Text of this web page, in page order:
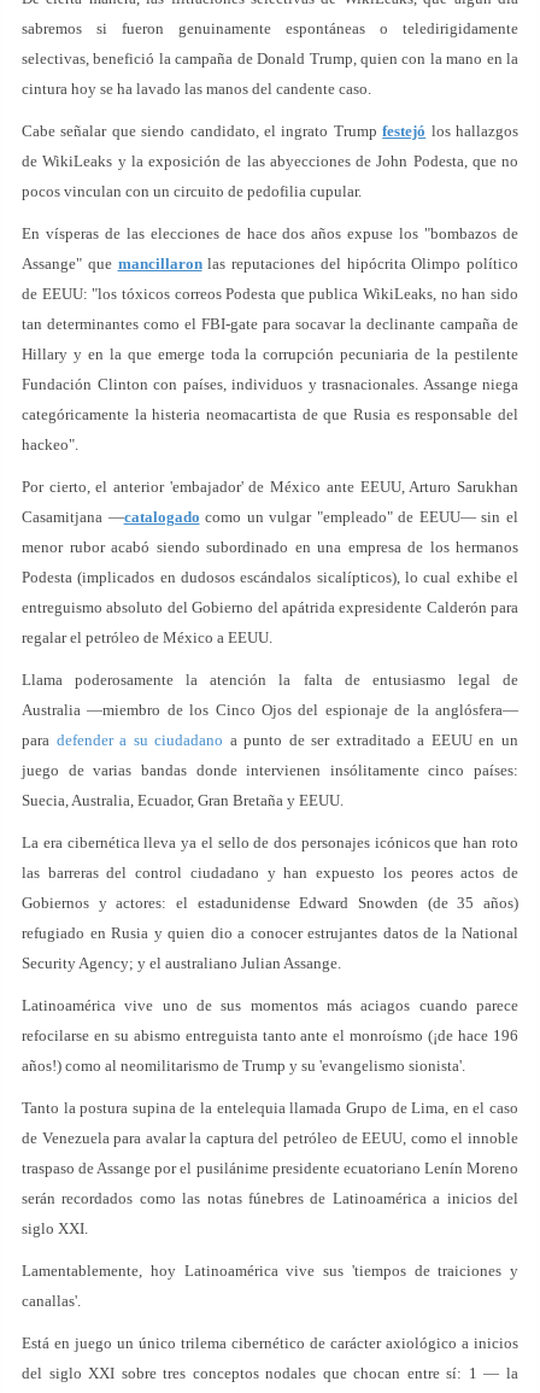
sabremos si fueron genuinamente espontáneas o teledirigidamente
selectivas, benefició la campaña de Donald Trump, quien con la mano en la
cintura hoy se ha lavado las manos del candente caso.
Cabe señalar que siendo candidato, el ingrato Trumpfestejó los hallazgos
de WikiLeaks y la exposición de las abyecciones de John Podesta, que no
pocos vinculan con un circuito de pedofilia cupular.
En vísperas de las elecciones de hace dos años expuse los "bombazos de
Assange" que mancillaronlas reputaciones del hipócrita Olimpo político
de EEUU: "los tóxicos correos Podesta que publica WikiLeaks, no han sido
tan determinantes como el FBI-gate para socavar la declinante campaña de
Hillary y en la que emerge toda la corrupción pecuniaria de la pestilente
Fundación Clinton con países, individuos y trasnacionales. Assange niega
categóricamente la histeria neomacartista de que Rusia es responsable del
hackeo".
Por cierto, el anterior 'embajador' de México ante EEUU, Arturo Sarukhan
Casamitjana —catalogado como un vulgar "empleado" de EEUU— sin el
menor rubor acabó siendo subordinado en una empresa de los hermanos
Podesta (implicados en dudosos escándalos sicalípticos), lo cual exhibe el
entreguismo absoluto del Gobierno del apátrida expresidente Calderón para
regalar el petróleo de México a EEUU.
Llama poderosamente la atención la falta de entusiasmo legal de
Australia —miembro de los Cinco Ojos del espionaje de la anglósfera—
para defender a su ciudadano a punto de ser extraditado a EEUU en un
juego de varias bandas donde intervienen insólitamente cinco países:
Suecia, Australia, Ecuador, Gran Bretaña y EEUU.
La era cibernética lleva ya el sello de dos personajes icónicos que han roto
las barreras del control ciudadano y han expuesto los peores actos de
Gobiernos y actores: el estadunidense Edward Snowden (de 35 años)
refugiado en Rusia y quien dio a conocer estrujantes datos de la National
Security Agency; y el australiano Julian Assange.
Latinoamérica vive uno de sus momentos más aciagos cuando parece
refocilarse en su abismo entreguista tanto ante el monroísmo (¡de hace 196
años!) como al neomilitarismo de Trump y su 'evangelismo sionista'.
Tanto la postura supina de la entelequia llamada Grupo de Lima, en el caso
de Venezuela para avalar la captura del petróleo de EEUU, como el innoble
traspaso de Assange por el pusilánime presidente ecuatoriano Lenín Moreno
serán recordados como las notas fúnebres de Latinoamérica a inicios del
siglo XXI.
Lamentablemente, hoy Latinoamérica vive sus 'tiempos de traiciones y
canallas'.
Está en juego un único trilema cibernético de carácter axiológico a inicios
del siglo XXI sobre tres conceptos nodales que chocan entre sí: 1 — la